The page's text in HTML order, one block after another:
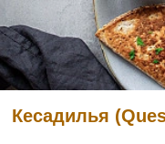
Кесадилья